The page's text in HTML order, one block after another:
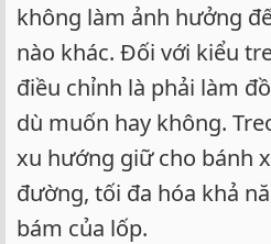
không làm ảnh hưởng
nào khác. Đối với kiểu
điều chỉnh là phải làm
dù muốn hay không.
xu hướng giữ cho bánh
đường, tối đa hóa khả
bám của lốp.